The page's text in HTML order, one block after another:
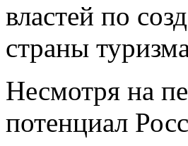
властей по
страны
Несмотря на
потенциал